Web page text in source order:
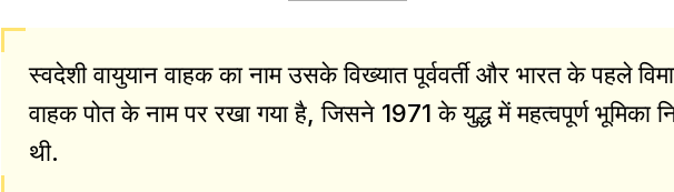
स्वदेशी वायुयान वाहक का नाम उसके विख्यात पूर्ववर्ती और भारत के पहले
वाहक पोत के नाम पर रखा गया है, जिसने 1971 के युद्ध में महत्वपूर्ण भूमिका
थी.